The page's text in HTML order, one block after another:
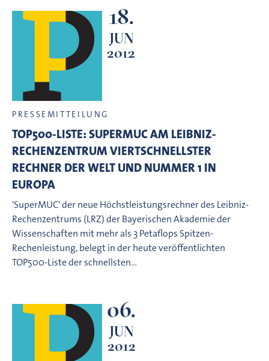
18.
JUN
2012
PRESSEMITTEILUNG
TOP500-LISTE: SUPERMUC AM LEIBNIZ-
RECHENZENTRUM VIERTSCHNELLSTER
RECHNER DER WELT UND NUMMER 1 IN
EUROPA
'SuperMUC' der neue Höchstleistungsrechner des Leibniz-
Rechenzentrums (LRZ) der Bayerischen Akademie der
Wissenschaften mit mehr als 3 Petaflops Spitzen-
Rechenleistung, belegt in der heute veröffentlichten
TOP500-Liste der schnellsten…
06.
JUN
2012